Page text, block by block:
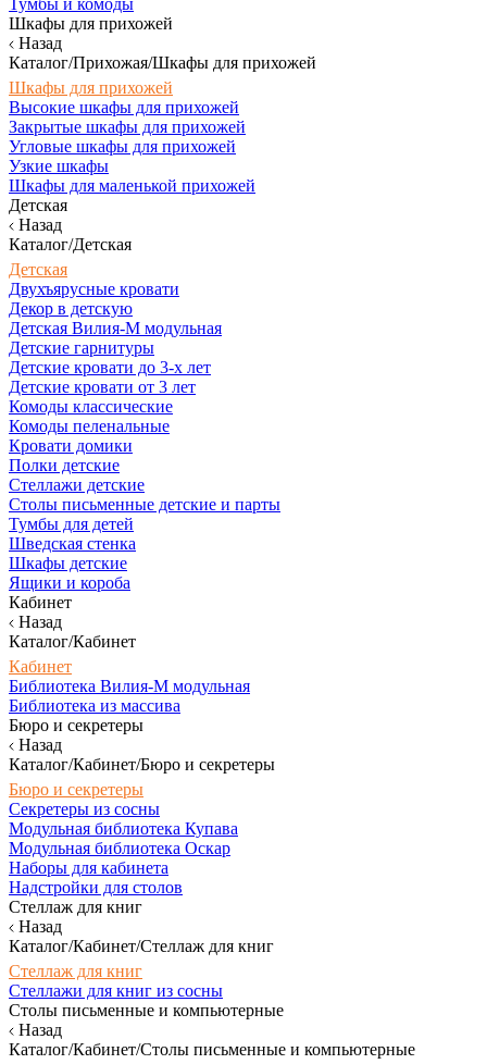
Тумбы и комоды
Шкафы для прихожей
Назад
Каталог/Прихожая/Шкафы для прихожей
Шкафы для прихожей
Высокие шкафы для прихожей
Закрытые шкафы для прихожей
Угловые шкафы для прихожей
Узкие шкафы
Шкафы для маленькой прихожей
Детская
Назад
Каталог/Детская
Детская
Двухъярусные кровати
Декор в детскую
Детская Вилия-М модульная
Детские гарнитуры
Детские кровати до 3-х лет
Детские кровати от 3 лет
Комоды классические
Комоды пеленальные
Кровати домики
Полки детские
Стеллажи детские
Столы письменные детские и парты
Тумбы для детей
Шведская стенка
Шкафы детские
Ящики и короба
Кабинет
Назад
Каталог/Кабинет
Кабинет
Библиотека Вилия-М модульная
Библиотека из массива
Бюро и секретеры
Назад
Каталог/Кабинет/Бюро и секретеры
Бюро и секретеры
Секретеры из сосны
Модульная библиотека Купава
Модульная библиотека Оскар
Наборы для кабинета
Надстройки для столов
Стеллаж для книг
Назад
Каталог/Кабинет/Стеллаж для книг
Стеллаж для книг
Стеллажи для книг из сосны
Столы письменные и компьютерные
Назад
Каталог/Кабинет/Столы письменные и компьютерные